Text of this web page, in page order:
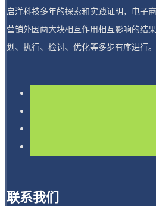
启洋科技多年的探索和实践证明，电子
营销外因两大块相互作用相互影响的结
划、执行、检讨、优化等多步有序进行。
联系我们